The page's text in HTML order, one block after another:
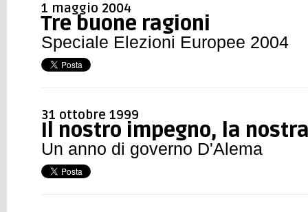
1 maggio 2004
Tre buone ragioni
Speciale Elezioni Europee 2004
31 ottobre 1999
Il nostro impegno, la
Un anno di governo D'Alema